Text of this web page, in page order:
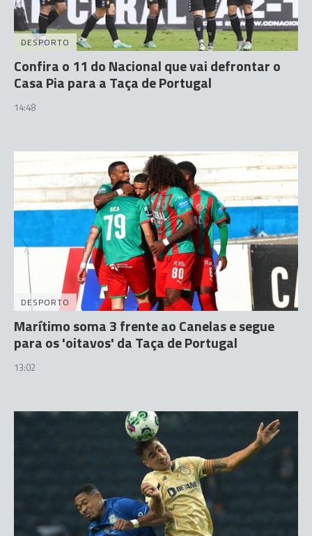
DESPORTO
Confira o 11 do Nacional que vai defrontar o
Casa Pia para a Taça de Portugal
14:48
DESPORTO
Marítimo soma 3 frente ao Canelas e segue
para os 'oitavos' da Taça de Portugal
13:02